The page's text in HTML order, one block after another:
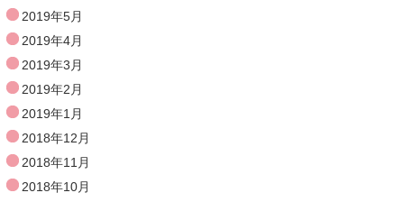
2019年5月
2019年4月
2019年3月
2019年2月
2019年1月
2018年12月
2018年11月
2018年10月